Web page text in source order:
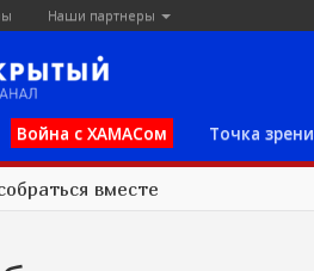
Наши партнеры
Война с ХАМАСом Точка
вместе